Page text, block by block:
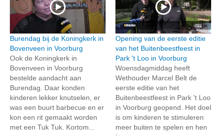
Burendag bij de Koningkerk in
Bovenveen in Voorburg
Ook de Koningkerk in
Bovenveen in Voorburg
bestelde aandacht aan
Burendag. Daar konden
kinderen lekker knutselen, er
was een buurt barbecue en er
kon een rit gemaakt worden
met een Tuk Tuk. Kortom...
Opening van de eerste editie
van het Buitenbeestfeest in
Park 't Loo in Voorburg
Woensdagmiddag heeft
Wethouder Marcel Belt de
eerste editie van het
Buitenbeestfeest in Park 't Loo
in Voorburg geopend. Het doel
is om kinderen te stimuleren
meer buiten te spelen en hen